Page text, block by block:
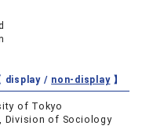
display / non-display】
of Tokyo
Division of Sociology